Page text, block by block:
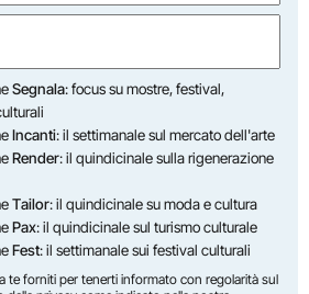
Segnala: focus su mostre, festival,
Incanti: il settimanale sul mercato dell'arte
Render: il quindicinale sulla rigenerazione
Tailor: il quindicinale su moda e cultura
Pax: il quindicinale sul turismo culturale
Fest: il settimanale sui festival culturali
te forniti per tenerti informato con regolarità sul